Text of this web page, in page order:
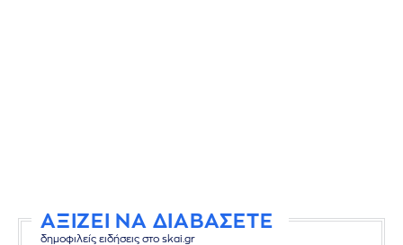
ΑΞΙΖΕΙ ΝΑ ΔΙΑΒΑΣΕΤΕ
δημοφιλείς ειδήσεις στο skai.gr